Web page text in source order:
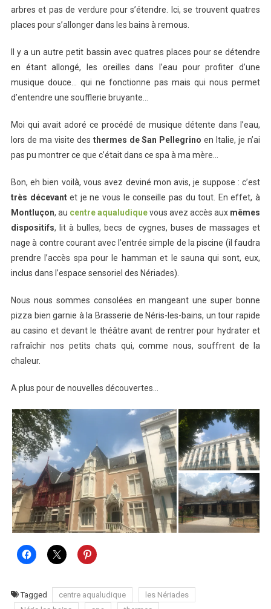
arbres et pas de verdure pour s’étendre. Ici, se trouvent quatres
places pour s’allonger dans les bains à remous.
Il y a un autre petit bassin avec quatres places pour se détendre
en étant allongé, les oreilles dans l’eau pour profiter d’une
musique douce… qui ne fonctionne pas mais qui nous permet
d’entendre une soufflerie bruyante…
Moi qui avait adoré ce procédé de musique détente dans l’eau,
lors de ma visite des thermes de San Pellegrino en Italie, je n’ai
pas pu montrer ce que c’était dans ce spa à ma mère…
Bon, eh bien voilà, vous avez deviné mon avis, je suppose : c’est
très décevantet je ne vous le conseille pas du tout. En effet, à
Montluçon, au centre aqualudiquevous avez accès aux mêmes
dispositifs, lit à bulles, becs de cygnes, buses de massages et
nage à contre courant avec l’entrée simple de la piscine (il faudra
prendre l’accès spa pour le hamman et le sauna qui sont, eux,
inclus dans l’espace sensoriel des Nériades).
Nous nous sommes consolées en mangeant une super bonne
pizza bien garnie à la Brasserie de Néris-les-bains, un tour rapide
au casino et devant le théâtre avant de rentrer pour hydrater et
rafraîchir nos petits chats qui, comme nous, souffrent de la
chaleur.
A plus pour de nouvelles découvertes…
Tagged centre aqualudique
les Nériades